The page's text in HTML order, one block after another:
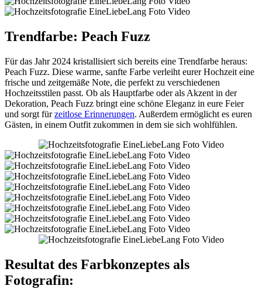
Trendfarbe: Peach Fuzz
Für das Jahr 2024 kristallisiert sich bereits eine Trendfarbe heraus:
Peach Fuzz. Diese warme, sanfte Farbe verleiht eurer Hochzeit eine
frische und zeitgemäße Note, die perfekt zu verschiedenen
Hochzeitsstilen passt. Ob als Hauptfarbe oder als Akzent in der
Dekoration, Peach Fuzz bringt eine schöne Eleganz in eure Feier
und sorgt fürzeitlose Erinnerungen. Außerdem ermöglicht es euren
Gästen, in einem Outfit zukommen in dem sie sich wohlfühlen.
Resultat des Farbkonzeptes als
Fotografin: